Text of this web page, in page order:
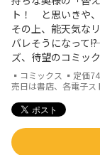
ト！ と思いきや
その上、能天気な
バレそうになって
ズ、待望のコミッ
▪コミックス ▪定価
売日は書店、各電子ス